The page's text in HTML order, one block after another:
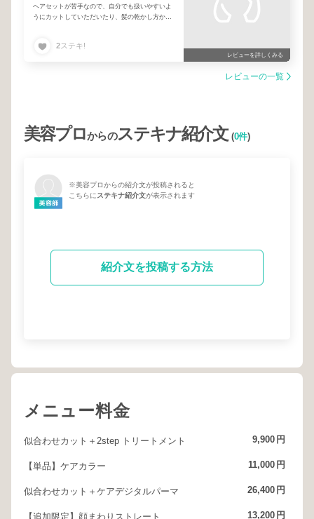
ヘアセットが苦手なので、自分でも扱いやすいよ
うにカットしていただいたり、髪の乾かし方から
トリートメントで髪もさらさらつやつやになって
2ステキ!
レビューを詳しくみる
レビューの一覧
美容プロからのステキナ紹介文(0件)
※美容プロからの紹介文が投稿されると
こちらにステキナ紹介文が表示されます
紹介文を投稿する方法
メニュー料金
似合わせカット＋2step トリートメント 9,900 円
【単品】ケアカラー 11,000 円
似合わせカット＋ケアデジタルパーマ 26,400 円
【追加限定】顔まわりストレート 13,200 円